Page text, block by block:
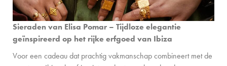
Sieraden van Elisa Pomar – Tijdloze elegantie
geïnspireerd op het rijke erfgoed van Ibiza
Voor een cadeau dat prachtig vakmanschap combineert met de